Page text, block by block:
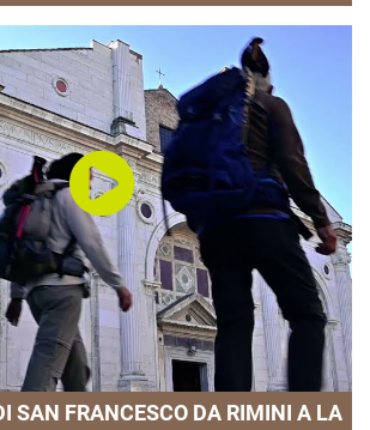
SAN FRANCESCO DA RIMINI A LA